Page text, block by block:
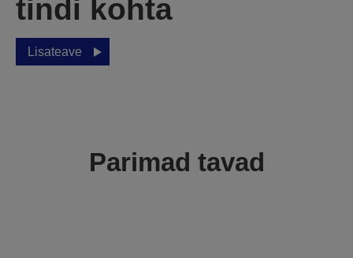
tindi kohta
Lisateave
Parimad tavad